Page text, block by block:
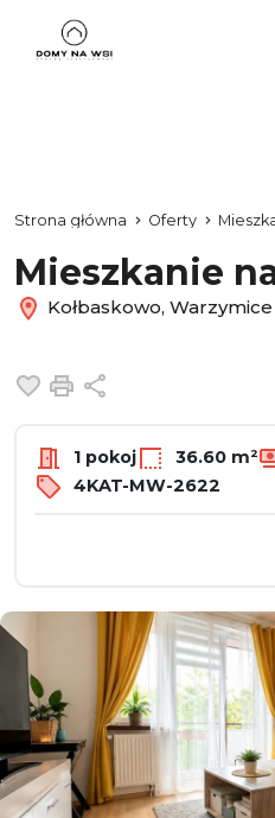
Strona główna Oferty
Mieszkanie
Kołbaskowo, Warzymice
Dodaj do ulubionych
Drukuj
1 pokoj 36.60 m²
4KAT-MW-2622